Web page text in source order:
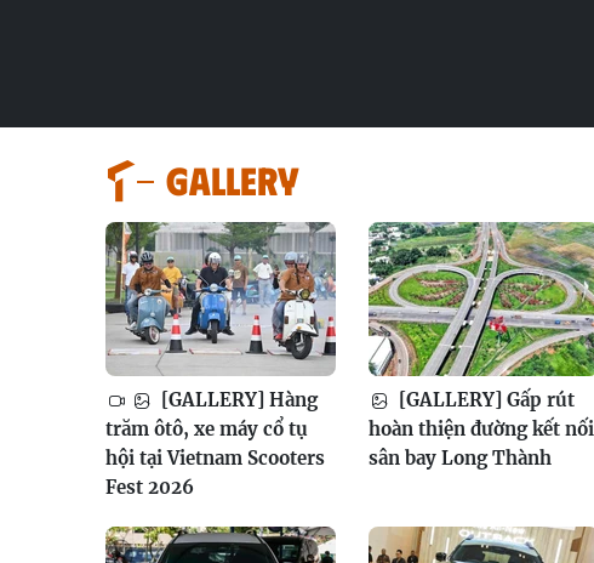
GALLERY
[GALLERY] Hàng
trăm ôtô, xe máy cổ tụ
hội tại Vietnam Scooters
Fest 2026
[GALLERY] Gấp rút
hoàn thiện đường kết nối
sân bay Long Thành